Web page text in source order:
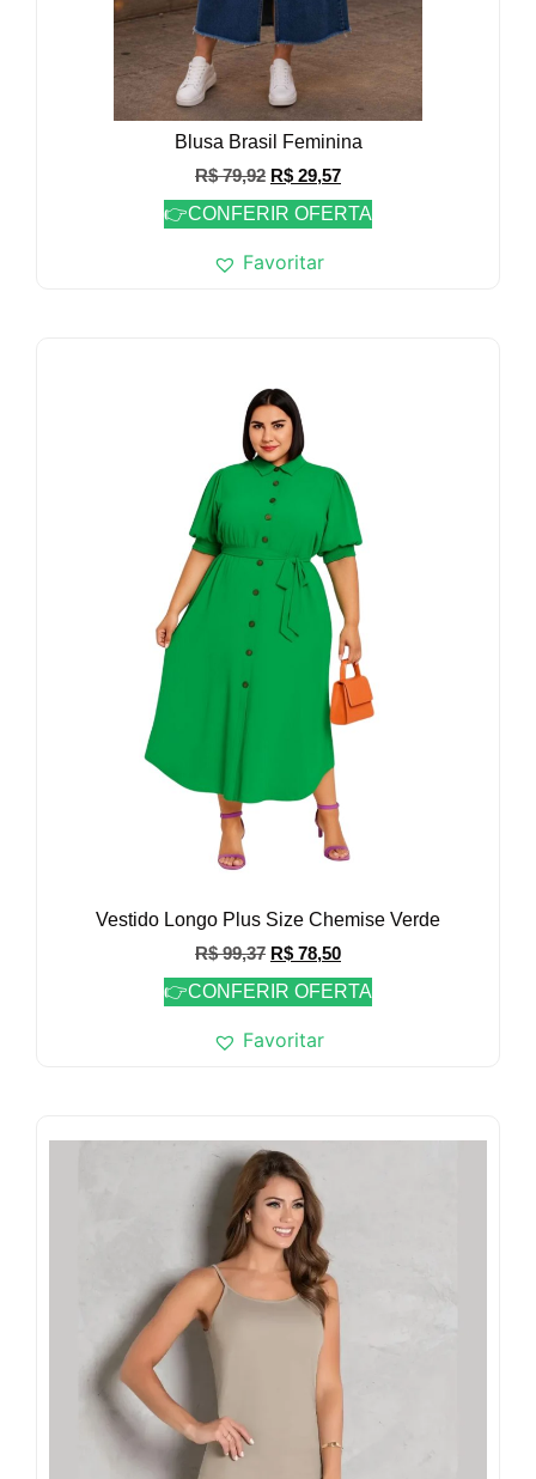
Blusa Brasil Feminina
R$79,92 R$ 29,57
👉CONFERIR OFERTA
Favoritar
Vestido Longo Plus Size Chemise Verde
R$99,37 R$ 78,50
👉CONFERIR OFERTA
Favoritar